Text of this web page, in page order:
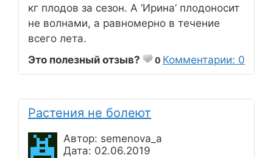
кг плодов за сезон. А ‘Ирина’ плодоносит
не волнами, а равномерно в течение
всего лета.
Это полезный отзыв?
0 Комментарии: 0
Растения не болеют
Автор: semenova_a
Дата: 02.06.2019